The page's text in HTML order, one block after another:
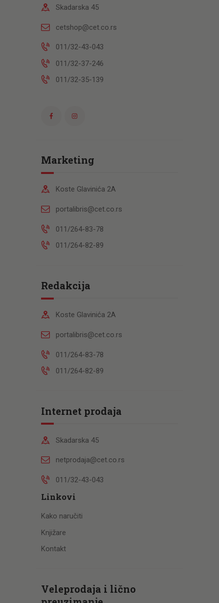
Skadarska 45
cetshop@cet.co.rs
011/32-43-043
011/32-37-246
011/32-35-139
Marketing
Koste Glavinića 2A
portalibris@cet.co.rs
011/264-83-78
011/264-82-89
Redakcija
Koste Glavinića 2A
portalibris@cet.co.rs
011/264-83-78
011/264-82-89
Internet prodaja
Skadarska 45
netprodaja@cet.co.rs
011/32-43-043
Linkovi
Kako naručiti
Knjižare
Kontakt
Veleprodaja i lično